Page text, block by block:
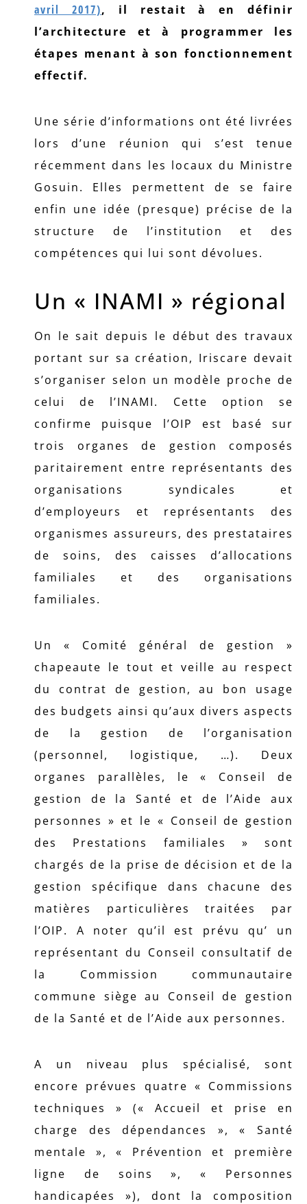
avril 2017), il restait à en définir
l’architecture et à programmer les
étapes menant à son fonctionnement
effectif.
Une série d’informations ont été livrées
lors d’une réunion qui s’est tenue
récemment dans les locaux du Ministre
Gosuin. Elles permettent de se faire
enfin une idée (presque) précise de la
structure de l’institution et des
compétences qui lui sont dévolues.
Un « INAMI » régional
On le sait depuis le début des travaux
portant sur sa création, Iriscare devait
s’organiser selon un modèle proche de
celui de l’INAMI. Cette option se
confirme puisque l’OIP est basé sur
trois organes de gestion composés
paritairement entre représentants des
organisations syndicales et
d’employeurs et représentants des
organismes assureurs, des prestataires
de soins, des caisses d’allocations
familiales et des organisations
familiales.
Un « Comité général de gestion »
chapeaute le tout et veille au respect
du contrat de gestion, au bon usage
des budgets ainsi qu’aux divers aspects
de la gestion de l’organisation
(personnel, logistique, …). Deux
organes parallèles, le « Conseil de
gestion de la Santé et de l’Aide aux
personnes » et le « Conseil de gestion
des Prestations familiales » sont
chargés de la prise de décision et de la
gestion spécifique dans chacune des
matières particulières traitées par
l’OIP. A noter qu’il est prévu qu’ un
représentant du Conseil consultatif de
la Commission communautaire
commune siège au Conseil de gestion
de la Santé et de l’Aide aux personnes.
A un niveau plus spécialisé, sont
encore prévues quatre « Commissions
techniques » (« Accueil et prise en
charge des dépendances », « Santé
mentale », « Prévention et première
ligne de soins », « Personnes
handicapées »), dont la composition